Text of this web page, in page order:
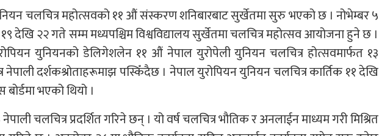
चलचित्र महोत्सवको ११ औं संस्करण शनिबारबाट सुर्खेतमा सुरु भएको छ । नोभेम्बर ५
देखि २२ गते सम्म मध्यपश्चिम विश्वविद्यालय सुर्खेतमा चलचित्र महोत्सव आयोजना हुने छ ।
युनियनको डेलिगेशलेन ११ औं नेपाल युरोपेली युनियन चलचित्र होत्सवमार्फत १३
नेपाली दर्शकश्रोताहरूमाझ पस्किँदैछ । नेपाल युरोपियन युनियन चलचित्र कार्तिक ११ देखि
भएको थियो ।
चलचित्र प्रदर्शित गरिने छन् । यो वर्ष चलचित्र भौतिक र अनलाईन माध्यम गरी मिश्रित